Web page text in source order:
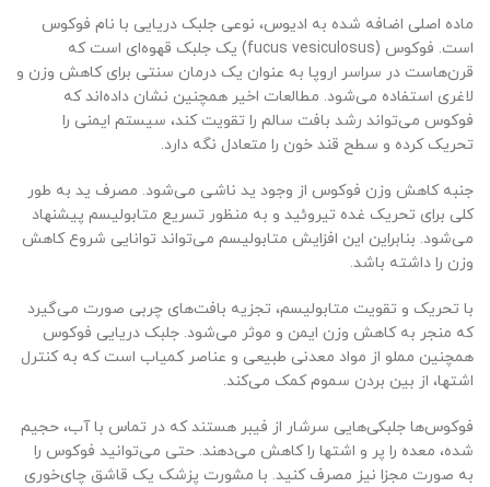
ماده اصلی اضافه شده به ادیوس، نوعی جلبک دریایی با نام فوکوس
است. فوکوس (fucus vesiculosus) یک جلبک قهوه‌ای است که
قرن‌هاست در سراسر اروپا به عنوان یک درمان سنتی برای کاهش وزن و
لاغری استفاده می‌شود. مطالعات اخیر همچنین نشان داده‌اند که
فوکوس می‌تواند رشد بافت سالم را تقویت کند، سیستم ایمنی را
تحریک کرده و سطح قند خون را متعادل نگه دارد.
جنبه کاهش وزن فوکوس از وجود ید ناشی می‌شود. مصرف ید به طور
کلی برای تحریک غده تیروئید و به منظور تسریع متابولیسم پیشنهاد
می‌شود. بنابراین این افزایش متابولیسم می‌تواند توانایی شروع کاهش
وزن را داشته باشد.
با تحریک و تقویت متابولیسم، تجزیه بافت‌های چربی صورت می‌گیرد
که منجر به کاهش وزن ایمن و موثر می‌شود. جلبک دریایی فوکوس
همچنین مملو از مواد معدنی طبیعی و عناصر کمیاب است که به کنترل
اشتها، از بین بردن سموم کمک می‌کند.
فوکوس‌ها جلبکی‌هایی سرشار از فیبر هستند که در تماس با آب، حجیم
شده، معده را پر و اشتها را کاهش می‌دهند. حتی می‌توانید فوکوس را
به صورت مجزا نیز مصرف کنید. با مشورت پزشک یک قاشق چای‌خوری